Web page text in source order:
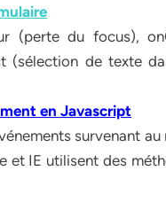
(perte du focus),
(sélection de texte
en Javascript
survenant
et IE utilisent des